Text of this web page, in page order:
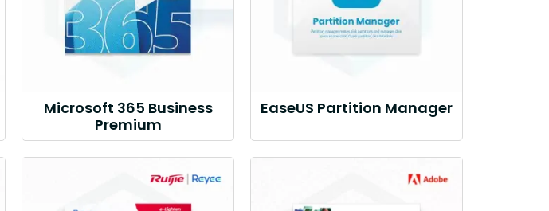
Microsoft 365 Business
Premium
EaseUS Partition Manager